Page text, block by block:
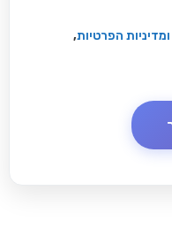
ומדיניות הפרטיות,